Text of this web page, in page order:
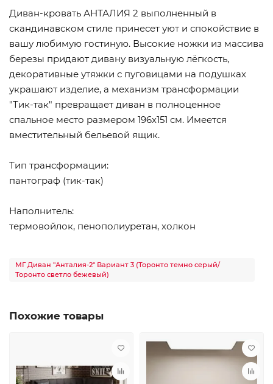
Диван-кровать АНТАЛИЯ 2 выполненный в
скандинавском стиле принесет уют и спокойствие в
вашу любимую гостиную. Высокие ножки из массива
березы придают дивану визуальную лёгкость,
декоративные утяжки с пуговицами на подушках
украшают изделие, а механизм трансформации
"Тик-так" превращает диван в полноценное
спальное место размером 196х151 см. Имеется
вместительный бельевой ящик.
Тип трансформации:
пантограф (тик-так)
Наполнитель:
термовойлок, пенополиуретан, холкон
МГ Диван "Анталия-2" Вариант 3 (Торонто темно серый/
Торонто светло бежевый)
Похожие товары